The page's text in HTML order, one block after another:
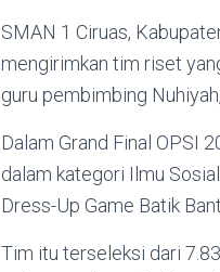
SMAN 1 Ciruas,
mengirimkan tim riset
guru pembimbing
Dalam Grand Final OPSI
dalam kategori Ilmu
Dress-Up Game Batik
Tim itu terseleksi dari